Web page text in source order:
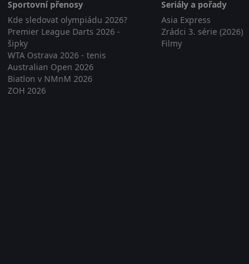
Sportovní přenosy
Kde sledovat olympiádu 2026?
Premier League Darts 2026 -
šipky
WTA Ostrava 2026 - tenis
Australian Open 2026
Biatlon v NMnM 2026
ZOH 2026
Seriály a pořady
Asia Express
Zrádci 3. série (2026)
Filmy